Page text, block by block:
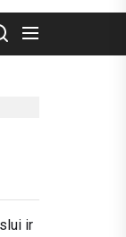
ir